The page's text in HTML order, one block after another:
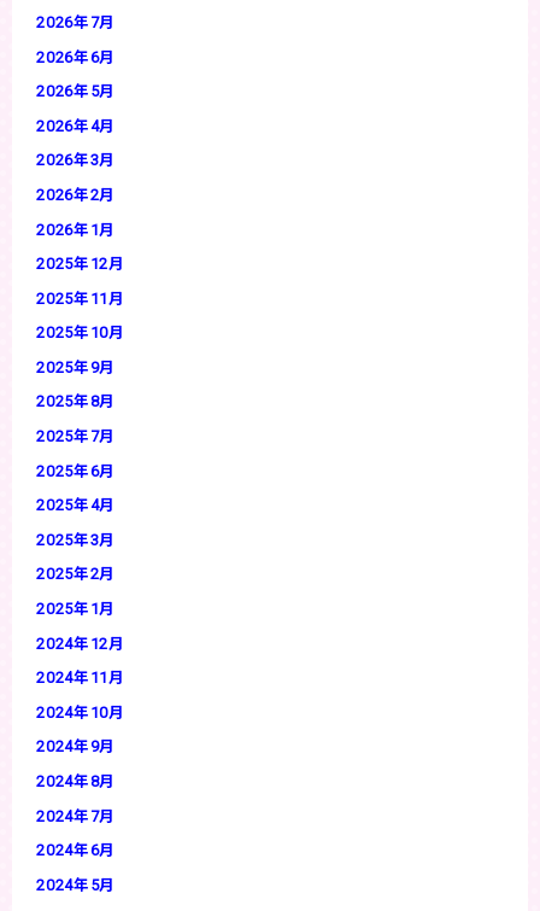
2026年7月
2026年6月
2026年5月
2026年4月
2026年3月
2026年2月
2026年1月
2025年12月
2025年11月
2025年10月
2025年9月
2025年8月
2025年7月
2025年6月
2025年4月
2025年3月
2025年2月
2025年1月
2024年12月
2024年11月
2024年10月
2024年9月
2024年8月
2024年7月
2024年6月
2024年5月